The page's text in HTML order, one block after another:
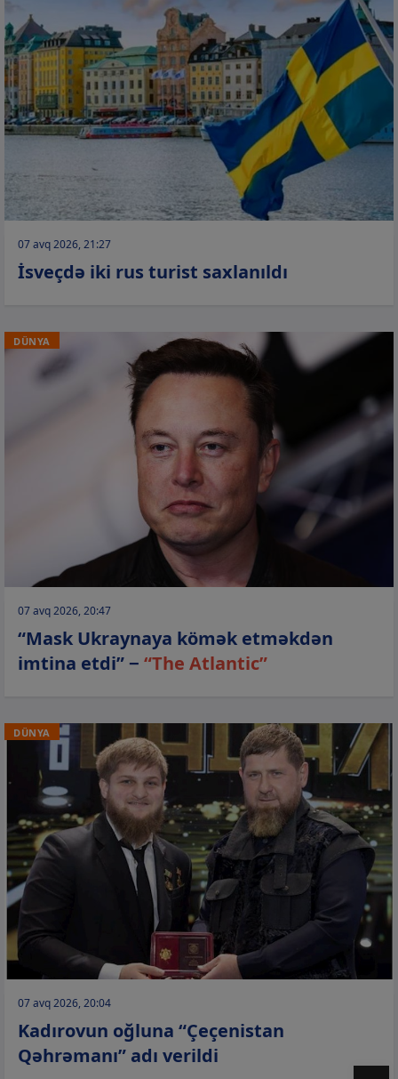
07 avq 2026, 21:27
İsveçdə iki rus turist saxlanıldı
DÜNYA
07 avq 2026, 20:47
“Mask Ukraynaya kömək etməkdən
imtina etdi” − “The Atlantic”
DÜNYA
07 avq 2026, 20:04
Kadırovun oğluna “Çeçenistan
Qəhrəmanı” adı verildi